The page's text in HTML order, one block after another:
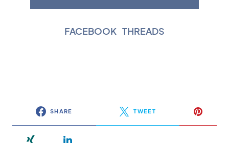
FACEBOOK THREADS
SHARE TWEET